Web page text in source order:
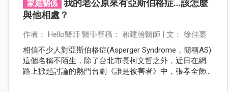
家庭關係
我的老公原來有亞斯伯格症…該怎麼
與他相處？
作者： Hello醫師 醫學審稿： 賴建翰醫師 | 文： 徐佳蓁
相信不少人對亞斯伯格症(Asperger Syndrome，簡稱AS)
這個名稱不陌生，除了台北市長柯文哲之外，近日在網
路上掀起討論的熱門台劇《誰是被害者》中，張孝全飾